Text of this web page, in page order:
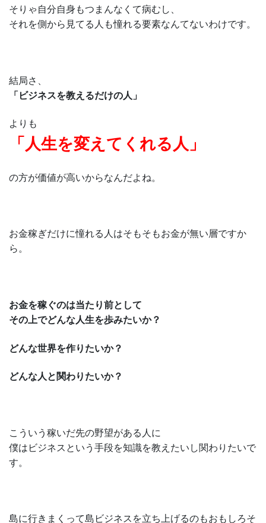
そりゃ自分自身もつまんなくて病むし、
それを側から見てる人も憧れる要素なんてないわけです。
結局さ、
「ビジネスを教えるだけの人」
よりも
「人生を変えてくれる人」
の方が価値が高いからなんだよね。
お金稼ぎだけに憧れる人はそもそもお金が無い層ですか
ら。
お金を稼ぐのは当たり前として
その上でどんな人生を歩みたいか？
どんな世界を作りたいか？
どんな人と関わりたいか？
こういう稼いだ先の野望がある人に
僕はビジネスという手段を知識を教えたいし関わりたいで
す。
島に行きまくって島ビジネスを立ち上げるのもおもしろそ